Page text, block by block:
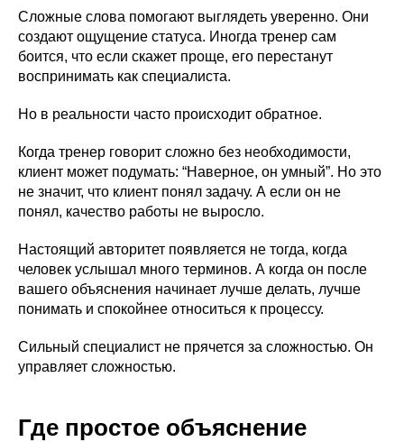
Сложные слова помогают выглядеть уверенно. Они
создают ощущение статуса. Иногда тренер сам
боится, что если скажет проще, его перестанут
воспринимать как специалиста.
Но в реальности часто происходит обратное.
Когда тренер говорит сложно без необходимости,
клиент может подумать: “Наверное, он умный”. Но это
не значит, что клиент понял задачу. А если он не
понял, качество работы не выросло.
Настоящий авторитет появляется не тогда, когда
человек услышал много терминов. А когда он после
вашего объяснения начинает лучше делать, лучше
понимать и спокойнее относиться к процессу.
Сильный специалист не прячется за сложностью. Он
управляет сложностью.
Где простое объяснение